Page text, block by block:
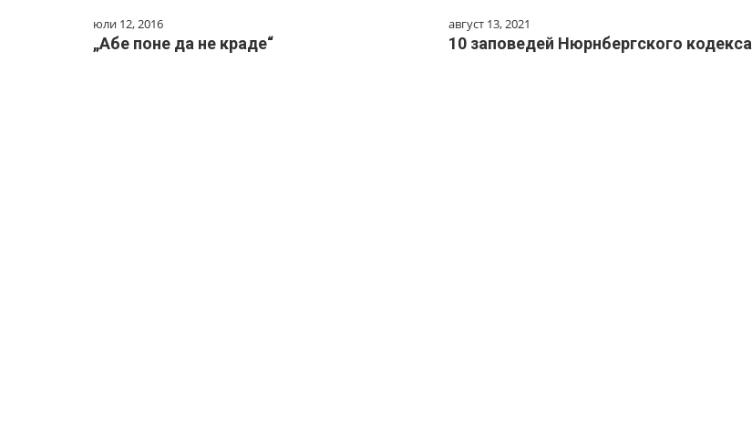
юли 12, 2016
„Абе поне да не краде“
август 13, 2021
10 заповедей Нюрнбергского кодекса